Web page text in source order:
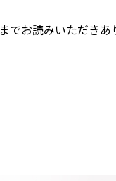
お読みいただきあ